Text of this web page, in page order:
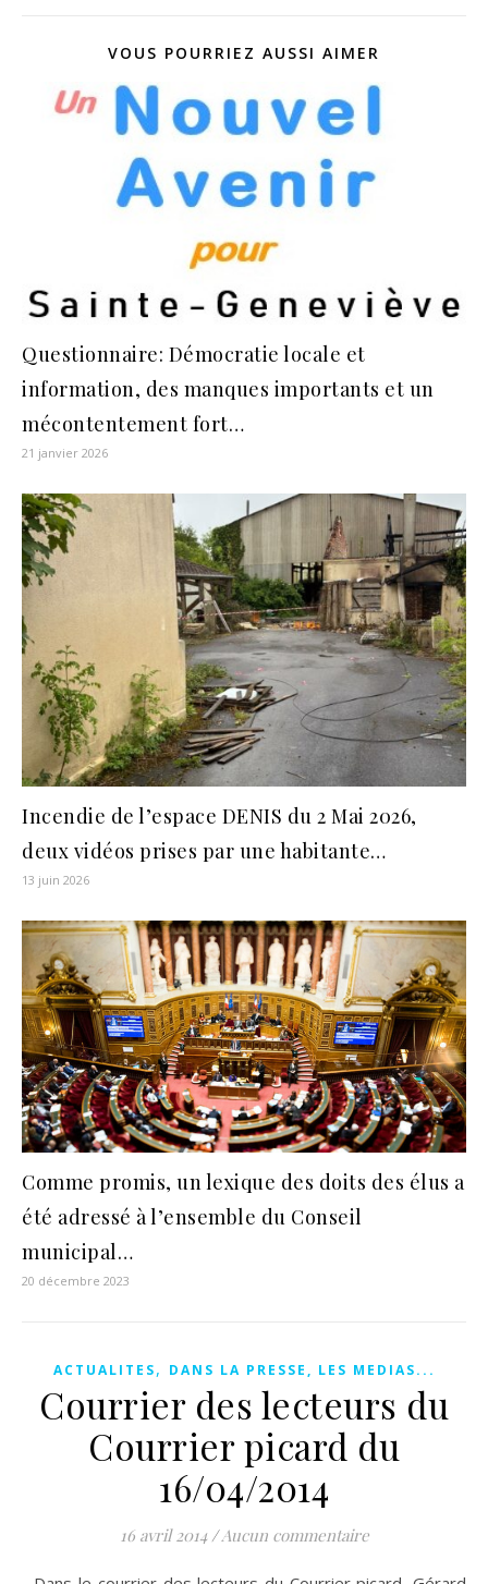
VOUS POURRIEZ AUSSI AIMER
Questionnaire: Démocratie locale et
information, des manques importants et un
mécontentement fort…
21 janvier 2026
Incendie de l’espace DENIS du 2 Mai 2026,
deux vidéos prises par une habitante…
13 juin 2026
Comme promis, un lexique des doits des élus a
été adressé à l’ensemble du Conseil
municipal…
20 décembre 2023
ACTUALITES, DANS LA PRESSE, LES MEDIAS...
Courrier des lecteurs du
Courrier picard du
16/04/2014
16 avril 2014 /Aucun commentaire